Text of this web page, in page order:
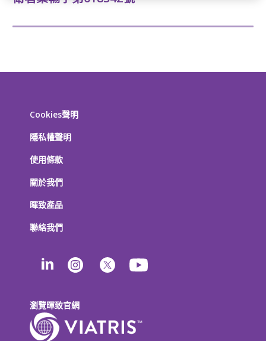
Cookies聲明
隱私權聲明
使用條款
關於我們
暉致產品
聯絡我們
瀏覽暉致官網